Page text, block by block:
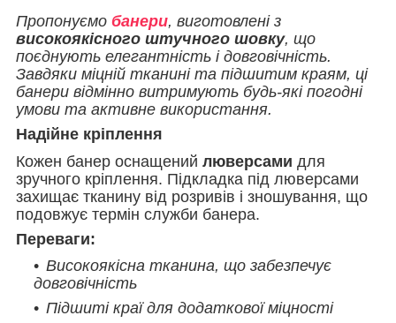
Пропонуємо банери, виготовлені з
високоякісного штучного шовку, що
поєднують елегантність і довговічність.
Завдяки міцній тканині та підшитим краям, ці
банери відмінно витримують будь-які погодні
умови та активне використання.
Надійне кріплення
Кожен банер оснащений люверсами для
зручного кріплення. Підкладка під люверсами
захищає тканину від розривів і зношування, що
подовжує термін служби банера.
Переваги:
Високоякісна тканина, що забезпечує
довговічність
Підшиті краї для додаткової міцності